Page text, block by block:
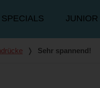
SPECIALS JUNIOR
❭ Sehr spannend!